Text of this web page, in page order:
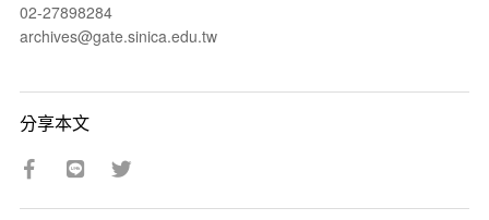
02-27898284
archives@gate.sinica.edu.tw
分享本文